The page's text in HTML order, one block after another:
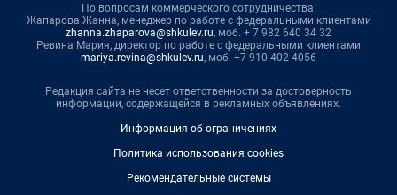
По вопросам коммерческого сотрудничества:
Жапарова Жанна, менеджер по работе с федеральными клиентами
zhanna.zhaparova@shkulev.ru, моб. + 7 982 640 34 32
Ревина Мария, директор по работе с федеральными клиентами
mariya.revina@shkulev.ru, моб. +7 910 402 4056
Редакция сайта не несет ответственности за достоверность
информации, содержащейся в рекламных объявлениях.
Информация об ограничениях
Политика использования cookies
Рекомендательные системы